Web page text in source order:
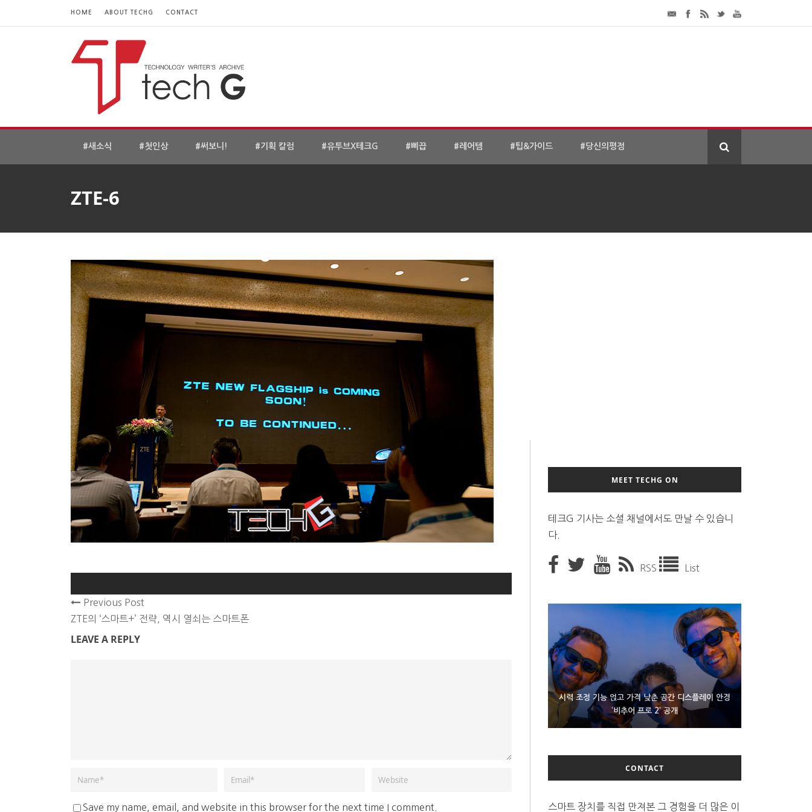
HOME ABOUT TECHG CONTACT
#새소식 #첫인상 #써보니! #기획 칼럼 #유투브X테크G #삐끕 #레어템 #팁&가이드 #당신의평점
ZTE-6
Previous Post
ZTE의 ‘스마트+’ 전략, 역시 열쇠는 스마트폰
LEAVE A REPLY
Save my name, email, and website in this browser for the next time I comment.
MEET TECHG ON
테크G 기사는 소셜 채널에서도 만날 수 있습니
다.
RSS List
시력 조정 기능 얹고 가격 낮춘 공간 디스플레이 안경
‘비추어 프로 2’ 공개
D램 부족에 10억달러어치 아이폰18 프로세서 패키징
대기 중
300~400달러 반지형 스피커 준비하는 오픈AI
CONTACT
스마트 장치를 직접 만져본 그 경험을 더 많은 이